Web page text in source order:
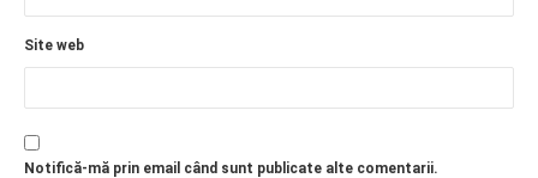
Site web
Notifică-mă prin email când sunt publicate alte comentarii.